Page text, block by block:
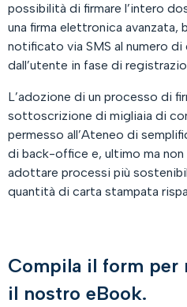
possibilità di firmare l’intero
una firma elettronica avanzata,
notificato via SMS al numero di
dall’utente in fase di
L’adozione di un processo di
sottoscrizione di migliaia di
permesso all’Ateneo di
di back-office e, ultimo ma
adottare processi più
quantità di carta stampata
Compila il form per
il nostro eBook.